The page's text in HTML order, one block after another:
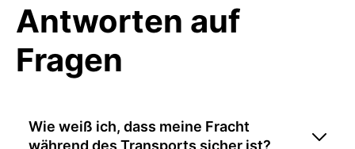
Antworten auf
Fragen
Wie weiß ich, dass meine Fracht
während des Transports sicher ist?